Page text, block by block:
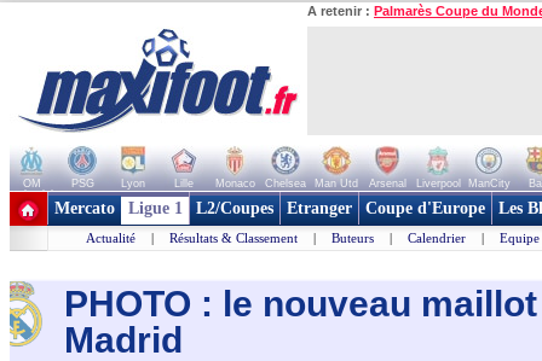
A retenir : Palmarès Coupe du
OM PSG Lyon Lille Monaco Chelsea Man Utd Arsenal Liverpool ManCity
+ de clubs
Mercato Ligue 1 L2/Coupes Etranger Coupe d'Europe Les
Actualité | Résultats & Classement | Buteurs | Calendrier | Equipe
PHOTO : le nouveau
Madrid